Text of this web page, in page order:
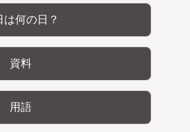
は何の日？
資料
用語